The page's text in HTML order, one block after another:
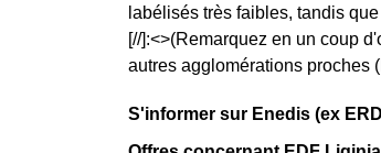
labélisés très faibles, tandis
[//]:<>(Remarquez en un coup
autres agglomérations proches
S'informer sur Enedis (ex